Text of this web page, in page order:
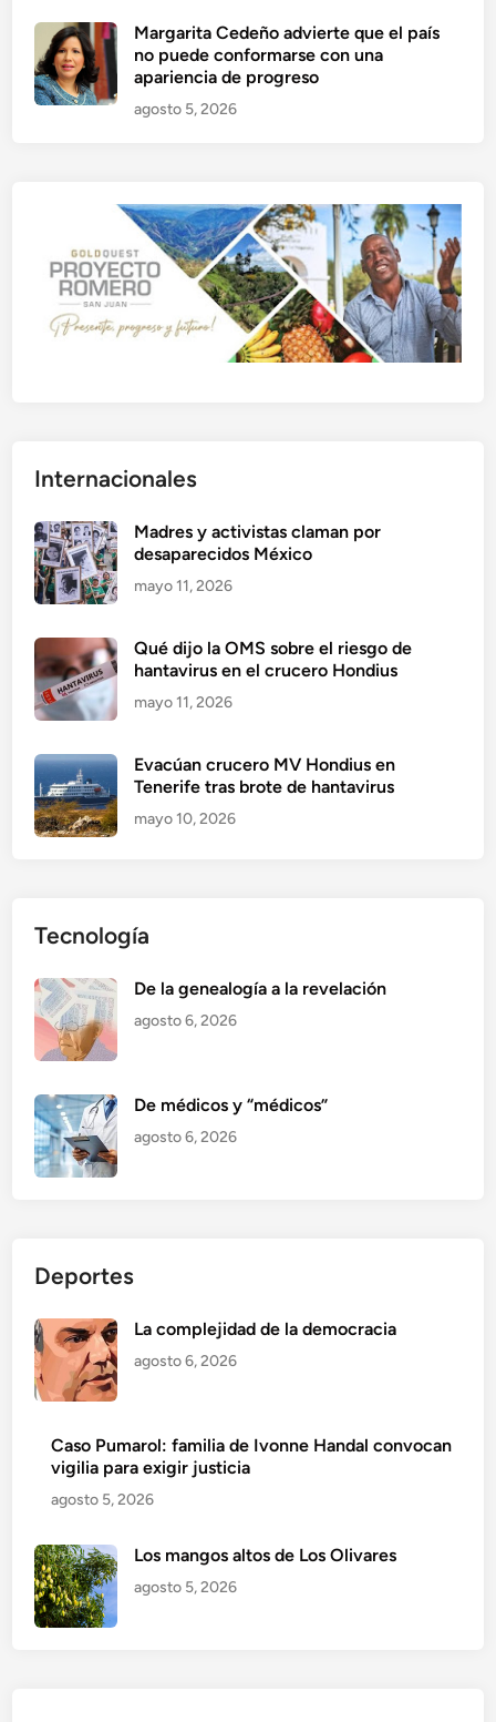
Margarita Cedeño advierte que el país
no puede conformarse con una
apariencia de progreso
agosto 5, 2026
Internacionales
Madres y activistas claman por
desaparecidos México
mayo 11, 2026
Qué dijo la OMS sobre el riesgo de
hantavirus en el crucero Hondius
mayo 11, 2026
Evacúan crucero MV Hondius en
Tenerife tras brote de hantavirus
mayo 10, 2026
Tecnología
De la genealogía a la revelación
agosto 6, 2026
De médicos y “médicos”
agosto 6, 2026
Deportes
La complejidad de la democracia
agosto 6, 2026
Caso Pumarol: familia de Ivonne Handal convocan
vigilia para exigir justicia
agosto 5, 2026
Los mangos altos de Los Olivares
agosto 5, 2026